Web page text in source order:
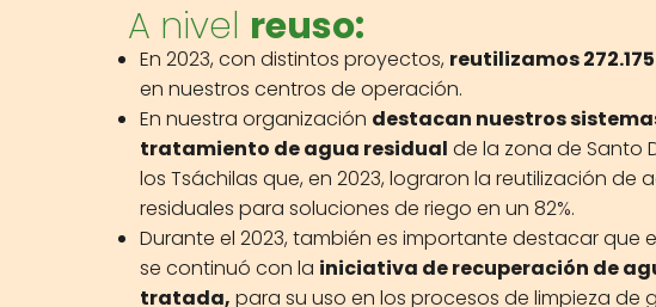
A nivel reuso:
En 2023, con distintos proyectos, reutilizamos
en nuestros centros de operación.
En nuestra organización destacan nuestros
tratamiento de agua residual de la zona de Santo
los Tsáchilas que, en 2023, lograron la reutilización de
residuales para soluciones de riego en un 82%.
Durante el 2023, también es importante destacar que
se continuó con la iniciativa de recuperación de
tratada, para su uso en los procesos de limpieza de